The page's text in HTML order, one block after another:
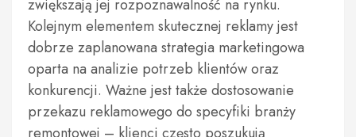
zwiększają jej rozpoznawalność na rynku.
Kolejnym elementem skutecznej reklamy jest
dobrze zaplanowana strategia marketingowa
oparta na analizie potrzeb klientów oraz
konkurencji. Ważne jest także dostosowanie
przekazu reklamowego do specyfiki branży